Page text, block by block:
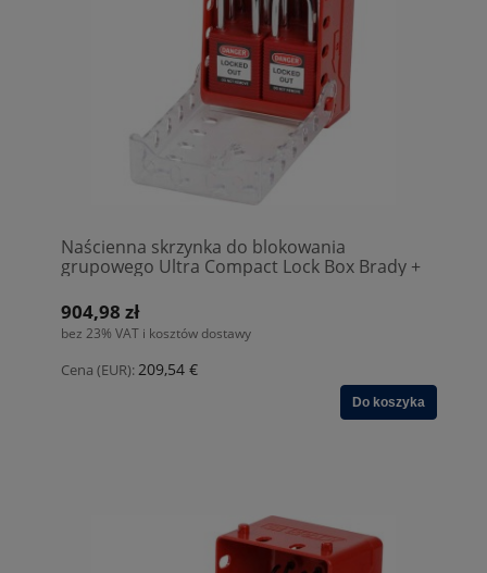
Naścienna skrzynka do blokowania
grupowego Ultra Compact Lock Box Brady +
904,98 zł
bez 23% VAT i kosztów dostawy
Cena (EUR):209,54 €
Do koszyka